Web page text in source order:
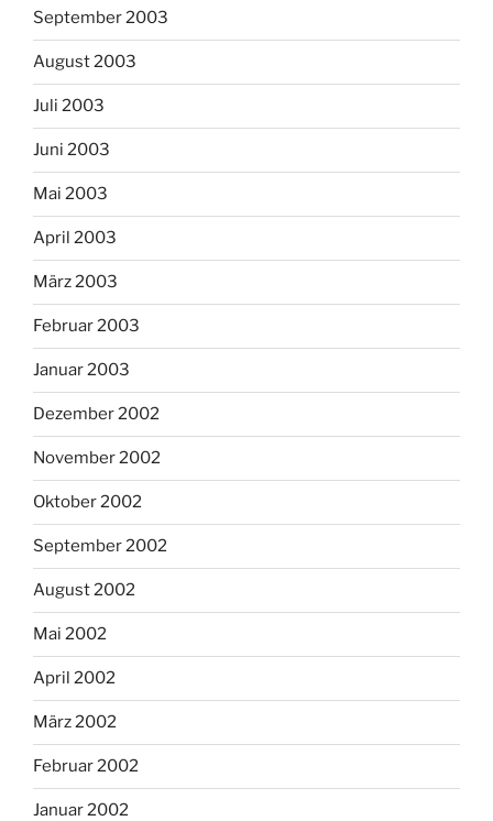
September 2003
August 2003
Juli 2003
Juni 2003
Mai 2003
April 2003
März 2003
Februar 2003
Januar 2003
Dezember 2002
November 2002
Oktober 2002
September 2002
August 2002
Mai 2002
April 2002
März 2002
Februar 2002
Januar 2002